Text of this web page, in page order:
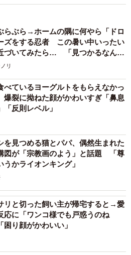
マスキングテープ」で壁に貼り付けら
真（画像提供：Pekepomさん）
大事にしてあげたい」
くのが好きな子」だというお
さんにたずねると「想像力
ラクターを考えて描いては空想
いい、「普段からもすぐに空想
うのですが、その感性は大事に
話しています。
るよう言ったら、壁にサーベル
らぶら→ホームの隅に何やら「ドロ
ズをする忍者 この暑い中いったい
いてみたら… 「見つかるなんて
リ
べているヨーグルトをもらえなかっ
爆裂に拗ねた顔がかわいすぎ「鼻息
「反則レベル」
を見つめる猫とパパ、偶然生まれた
図が「宗教画のよう」と話題 「尊
うかライオンキング」
リと切った飼い主が帰宅すると→愛
応に「ワンコ様でも戸惑うのね
困り顔がかわいい」